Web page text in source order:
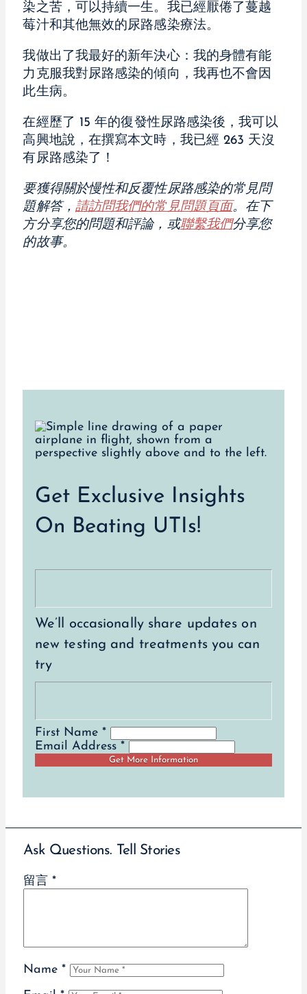
染之苦，可以持續一生。我已經厭倦了蔓越
莓汁和其他無效的尿路感染療法。
我做出了我最好的新年決心：我的身體有能
力克服我對尿路感染的傾向，我再也不會因
此生病。
在經歷了 15 年的復發性尿路感染後，我可以
高興地說，在撰寫本文時，我已經 263 天沒
有尿路感染了！
要獲得關於慢性和反覆性尿路感染的常見問
題解答， 請訪問我們的常見問題頁面。 在下
方分享您的問題和評論，或聯繫我們分享您
的故事。
Get Exclusive Insights
On Beating UTIs!
We’ll occasionally share updates on
new testing and treatments you can
try
First Name *
Email Address *
Ask Questions. Tell Stories
留言 *
Name *